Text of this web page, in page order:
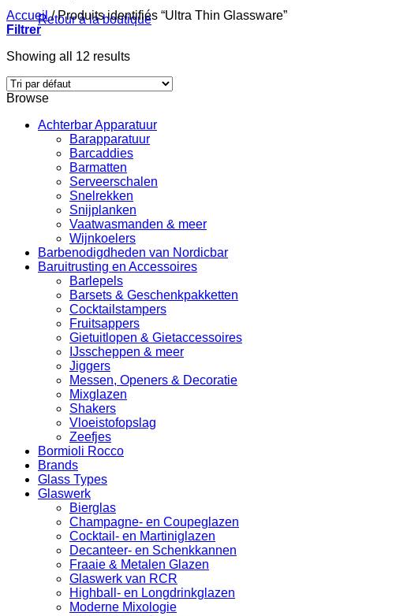
Retour à la boutique
Accueil /Produits identifiés “Ultra Thin Glassware”
Filtrer
Showing all 12 results
Browse
Achterbar Apparatuur
Barapparatuur
Barcaddies
Barmatten
Serveerschalen
Snelrekken
Snijplanken
Vaatwasmanden & meer
Wijnkoelers
Barbenodigdheden van Nordicbar
Baruitrusting en Accessoires
Barlepels
Barsets & Geschenkpakketten
Cocktailstampers
Fruitsappers
Gietuitlopen & Gietaccessoires
IJsscheppen & meer
Jiggers
Messen, Openers & Decoratie
Mixglazen
Shakers
Vloeistofopslag
Zeefjes
Bormioli Rocco
Brands
Glass Types
Glaswerk
Bierglas
Champagne- en Coupeglazen
Cocktail- en Martiniglazen
Decanteer- en Schenkkannen
Fraaie & Metalen Glazen
Glaswerk van RCR
Highball- en Longdrinkglazen
Moderne Mixologie